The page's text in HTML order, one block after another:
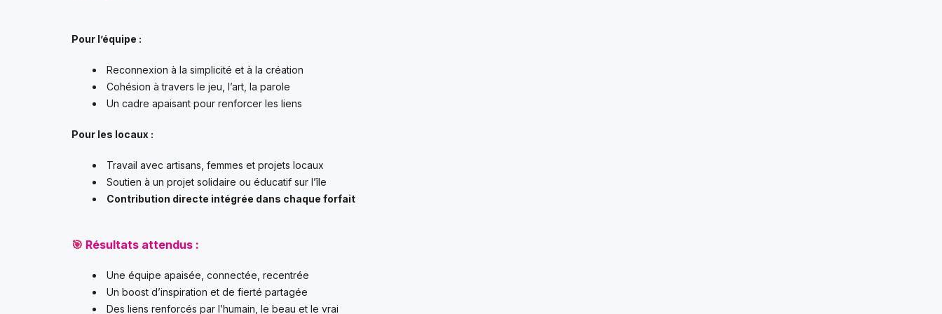
Pour l’équipe :
Reconnexion à la simplicité et à la création
Cohésion à travers le jeu, l’art, la parole
Un cadre apaisant pour renforcer les liens
Pour les locaux :
Travail avec artisans, femmes et projets locaux
Soutien à un projet solidaire ou éducatif sur l’île
Contribution directe intégrée dans chaque forfait
🎯 Résultats attendus :
Une équipe apaisée, connectée, recentrée
Un boost d’inspiration et de fierté partagée
Des liens renforcés par l’humain, le beau et le vrai